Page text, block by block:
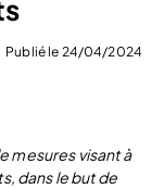
Publié le 24/04/2024
mesures visant à
dans le but de